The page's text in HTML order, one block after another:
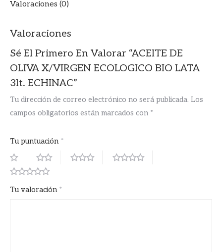
Valoraciones (0)
Valoraciones
Sé El Primero En Valorar “ACEITE DE
OLIVA X/VIRGEN ECOLOGICO BIO LATA
3lt. ECHINAC”
Tu dirección de correo electrónico no será publicada. Los
campos obligatorios están marcados con *
Tu puntuación *
Tu valoración *